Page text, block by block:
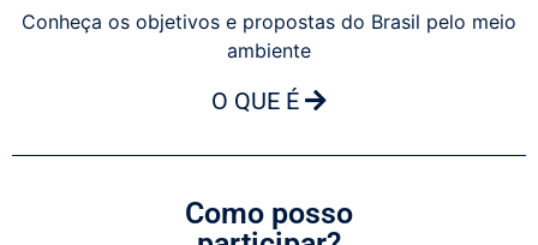
Conheça os objetivos e propostas do Brasil pelo meio
ambiente
O QUE É
Como posso